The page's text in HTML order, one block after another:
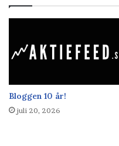
Bloggen 10 år!
juli 20, 2026